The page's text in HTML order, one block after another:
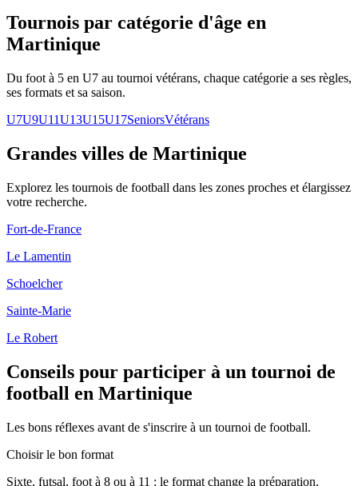
Tournois par catégorie d'âge en
Martinique
Du foot à 5 en U7 au tournoi vétérans, chaque catégorie a ses règles,
ses formats et sa saison.
U7U9U11U13U15U17SeniorsVétérans
Grandes villes de Martinique
Explorez les tournois de football dans les zones proches et élargissez
votre recherche.
Fort-de-France
Le Lamentin
Schoelcher
Sainte-Marie
Le Robert
Conseils pour participer à un tournoi de
football en Martinique
Les bons réflexes avant de s'inscrire à un tournoi de football.
Choisir le bon format
Sixte, futsal, foot à 8 ou à 11 : le format change la préparation,